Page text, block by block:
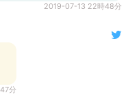
2019-07-13 22時48分
分